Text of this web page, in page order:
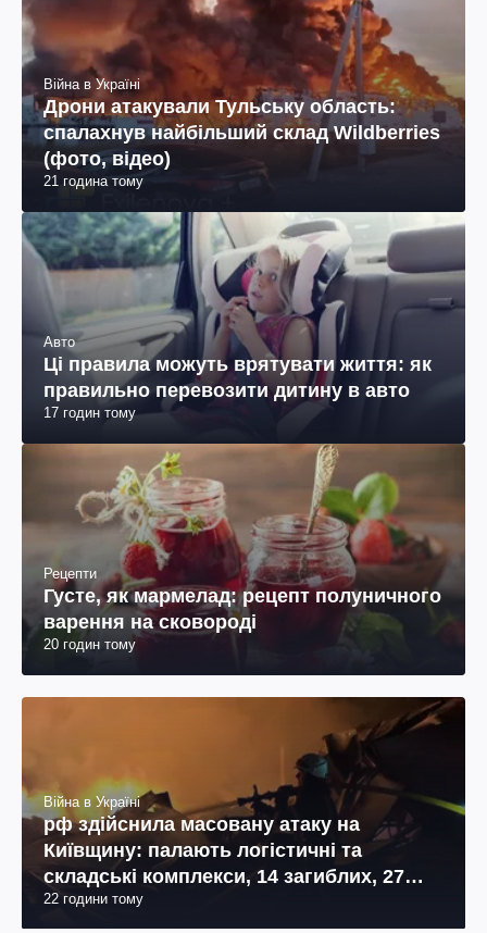
Війна в Україні
Дрони атакували Тульську область:
спалахнув найбільший склад Wildberries
(фото, відео)
21 година тому
Авто
Ці правила можуть врятувати життя: як
правильно перевозити дитину в авто
17 годин тому
Рецепти
Густе, як мармелад: рецепт полуничного
варення на сковороді
20 годин тому
Війна в Україні
рф здійснила масовану атаку на
Київщину: палають логістичні та
складські комплекси, 14 загиблих, 27
поранених (фото, відео)
22 години тому